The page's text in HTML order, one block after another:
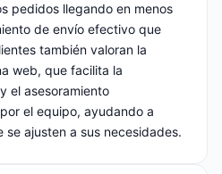
pedidos llegando en menos
de envío efectivo que
también valoran la
web, que facilita la
el asesoramiento
el equipo, ayudando a
ajusten a sus necesidades.